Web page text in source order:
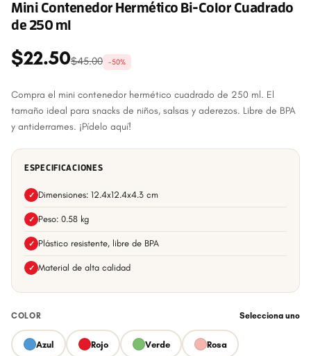
Mini Contenedor Hermético Bi-Color Cuadrado
de 250 ml
$22.50$45.00 -50%
Compra el mini contenedor hermético cuadrado de 250 ml. El
tamaño ideal para snacks de niños, salsas y aderezos. Libre de BPA
y antiderrames. ¡Pídelo aquí!
ESPECIFICACIONES
✓ Dimensiones: 12.4x12.4x4.3 cm
✓ Peso: 0.58 kg
✓ Plástico resistente, libre de BPA
✓ Material de alta calidad
COLOR Selecciona uno
Azul Rojo Verde Rosa